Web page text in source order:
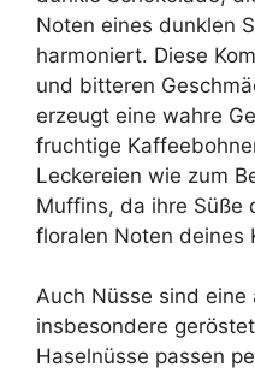
Noten eines dunklen
harmoniert. Diese
und bitteren
erzeugt eine wahre
fruchtige
Leckereien wie zum
Muffins, da ihre Süße
floralen Noten deines
Auch Nüsse sind eine
insbesondere
Haselnüsse passen